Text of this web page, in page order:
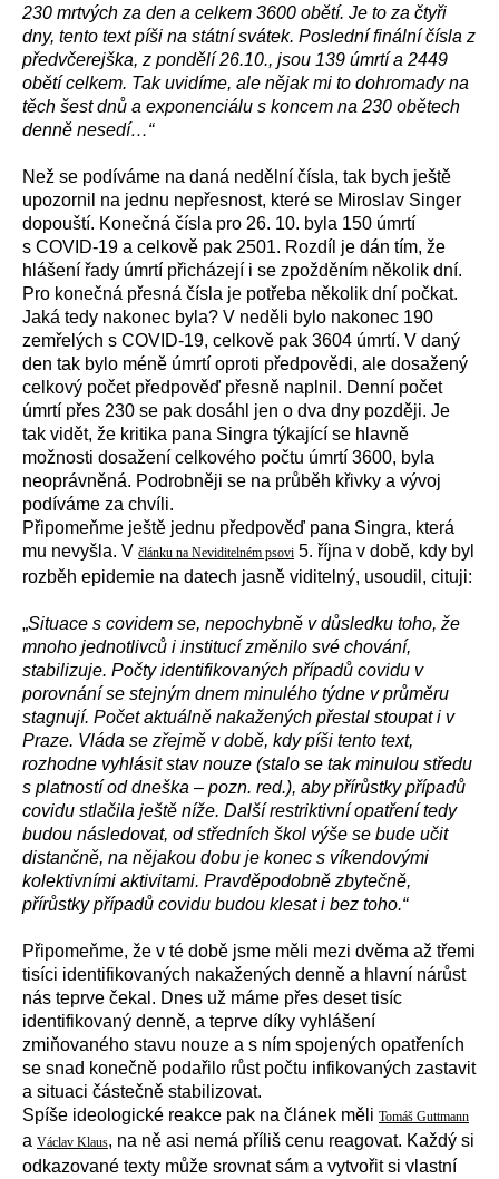
230 mrtvých za den a celkem 3600 obětí. Je to za čtyři
dny, tento text píši na státní svátek. Poslední finální čísla z
předvčerejška, z pondělí 26.10., jsou 139 úmrtí a 2449
obětí celkem. Tak uvidíme, ale nějak mi to dohromady na
těch šest dnů a exponenciálu s koncem na 230 obětech
denně nesedí…“
Než se podíváme na daná nedělní čísla, tak bych ještě
upozornil na jednu nepřesnost, které se Miroslav Singer
dopouští. Konečná čísla pro 26. 10. byla 150 úmrtí
s COVID-19 a celkově pak 2501. Rozdíl je dán tím, že
hlášení řady úmrtí přicházejí i se zpožděním několik dní.
Pro konečná přesná čísla je potřeba několik dní počkat.
Jaká tedy nakonec byla? V neděli bylo nakonec 190
zemřelých s COVID-19, celkově pak 3604 úmrtí. V daný
den tak bylo méně úmrtí oproti předpovědi, ale dosažený
celkový počet předpověď přesně naplnil. Denní počet
úmrtí přes 230 se pak dosáhl jen o dva dny později. Je
tak vidět, že kritika pana Singra týkající se hlavně
možnosti dosažení celkového počtu úmrtí 3600, byla
neoprávněná. Podrobněji se na průběh křivky a vývoj
podíváme za chvíli.
Připomeňme ještě jednu předpověď pana Singra, která
mu nevyšla. V článku na Neviditelném psovi 5. října v době, kdy byl
rozběh epidemie na datech jasně viditelný, usoudil, cituji:
„Situace s covidem se, nepochybně v důsledku toho, že
mnoho jednotlivců i institucí změnilo své chování,
stabilizuje. Počty identifikovaných případů covidu v
porovnání se stejným dnem minulého týdne v průměru
stagnují. Počet aktuálně nakažených přestal stoupat i v
Praze. Vláda se zřejmě v době, kdy píši tento text,
rozhodne vyhlásit stav nouze (stalo se tak minulou středu
s platností od dneška – pozn. red.), aby přírůstky případů
covidu stlačila ještě níže. Další restriktivní opatření tedy
budou následovat, od středních škol výše se bude učit
distančně, na nějakou dobu je konec s víkendovými
kolektivními aktivitami. Pravděpodobně zbytečně,
přírůstky případů covidu budou klesat i bez toho.“
Připomeňme, že v té době jsme měli mezi dvěma až třemi
tisíci identifikovaných nakažených denně a hlavní nárůst
nás teprve čekal. Dnes už máme přes deset tisíc
identifikovaný denně, a teprve díky vyhlášení
zmiňovaného stavu nouze a s ním spojených opatřeních
se snad konečně podařilo růst počtu infikovaných zastavit
a situaci částečně stabilizovat.
Spíše ideologické reakce pak na článek měli Tomáš Guttmann
a Václav Klaus, na ně asi nemá příliš cenu reagovat. Každý si
odkazované texty může srovnat sám a vytvořit si vlastní